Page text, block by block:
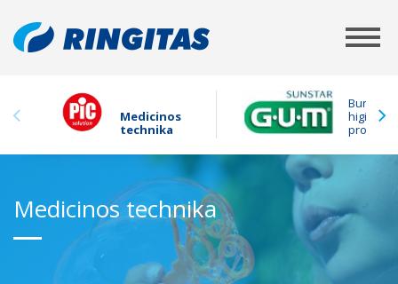
Medicinos
technika
Burnos
higienos
Medicinos technika